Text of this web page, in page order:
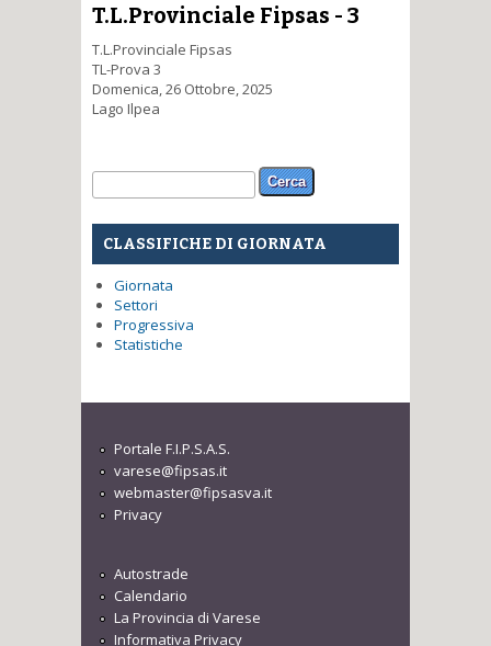
T.L.Provinciale Fipsas - 3
T.L.Provinciale Fipsas
TL-Prova 3
Domenica, 26 Ottobre, 2025
Lago Ilpea
Form di ricerca
Cerca
CLASSIFICHE DI GIORNATA
Giornata
Settori
Progressiva
Statistiche
Portale F.I.P.S.A.S.
varese@fipsas.it
webmaster@fipsasva.it
Privacy
Autostrade
Calendario
La Provincia di Varese
Informativa Privacy